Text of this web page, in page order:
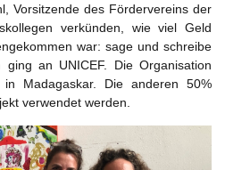
Vorsitzende des Fördervereins der
verkünden, wie viel Geld
war: sage und schreibe
an UNICEF. Die Organisation
in Madagaskar. Die anderen 50%
verwendet werden.